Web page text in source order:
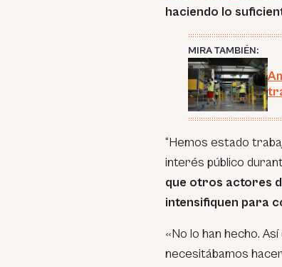
haciendo lo
MIRA TAMBIÉN:
“Hemos estado
interés público
que otros actores
intensifiquen para
«No lo han hecho.
necesitábamos